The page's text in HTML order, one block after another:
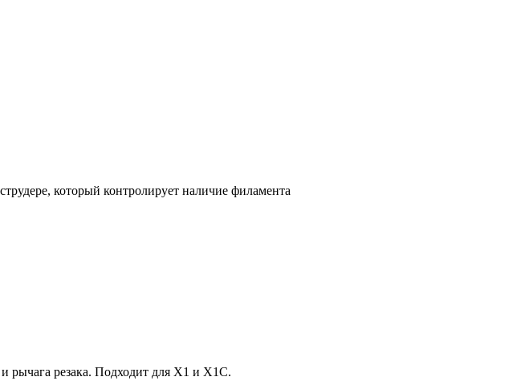
который контролирует наличие филамента
рычага резака. Подходит для X1 и X1C.